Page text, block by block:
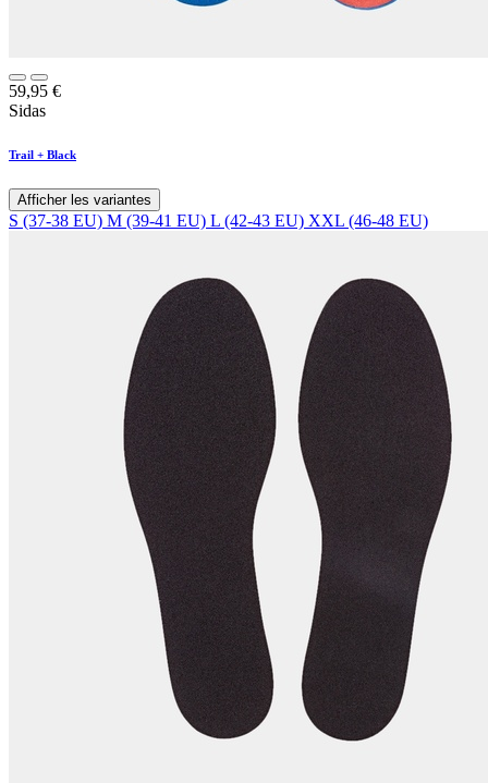
59,95 €
Sidas
Trail + Black
Afficher les variantes
S (37-38 EU) M (39-41 EU) L (42-43 EU) XXL (46-48 EU)